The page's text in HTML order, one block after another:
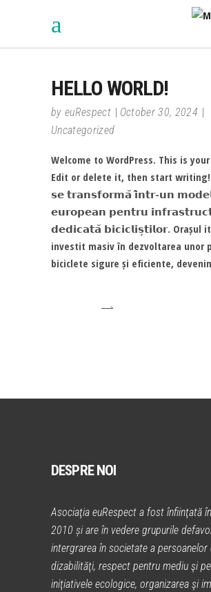
HELLO WORLD!
by euRespect
October 30, 2024
Uncategorized
Welcome to WordPress. This is
Edit or delete it, then start
𝘀𝗲 𝘁𝗿𝗮𝗻𝘀𝗳𝗼𝗿𝗺𝗮̆ 𝗶̂𝗻𝘁𝗿-𝘂𝗻
𝗲𝘂𝗿𝗼𝗽𝗲𝗮𝗻 𝗽𝗲𝗻𝘁𝗿𝘂
𝗱𝗲𝗱𝗶𝗰𝗮𝘁𝗮̆ 𝗯𝗶𝗰𝗶𝗰𝗹𝗶𝘀̦𝘁𝗶𝗹𝗼𝗿. Orașul
investit masiv în dezvoltarea unor
biciclete sigure și eficiente,
DESPRE NOI
Asociaţia euRespect a fost înfiinţată
2010 și are în vedere grupurile
intergrarea în societate a persoanelor
dizabilităţi, respect pentru mediu şi
iniţiativele ecologice, organizarea şi